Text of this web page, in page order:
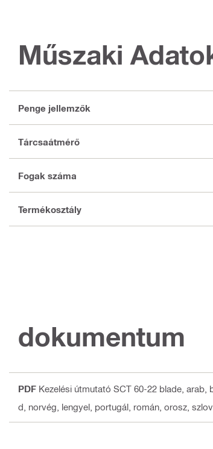
Műszaki
Penge jellemzők
Tárcsaátmérő
Fogak száma
Termékosztály
dokumentum
PDF Kezelési útmutató SCT 60-22 blade ,
d, norvég, lengyel, portugál, román, orosz,